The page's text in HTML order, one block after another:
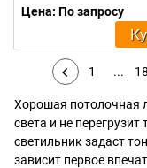
Цена: По запросу
1 ...
Хорошая потолочная
света и не
светильник задаст
зависит первое